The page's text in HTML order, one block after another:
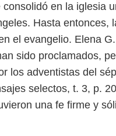
en la iglesia
Hasta entonces,
el evangelio. Elena
sido proclamados,
los adventistas del
selectos, t. 3, p.
una fe firme y